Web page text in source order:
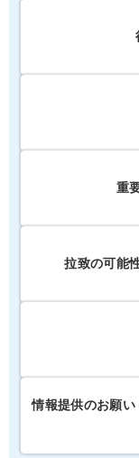
重
拉致の可能
情報提供のお願